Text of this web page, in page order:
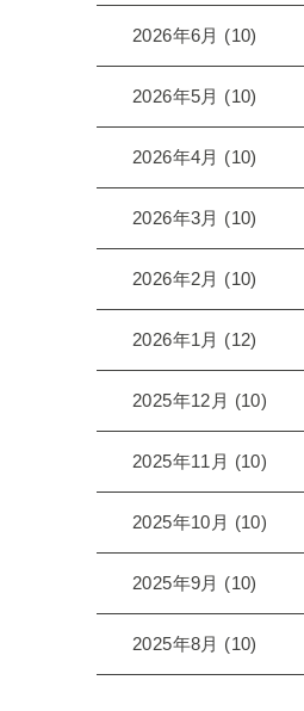
2026年6月 (10)
2026年5月 (10)
2026年4月 (10)
2026年3月 (10)
2026年2月 (10)
2026年1月 (12)
2025年12月 (10)
2025年11月 (10)
2025年10月 (10)
2025年9月 (10)
2025年8月 (10)